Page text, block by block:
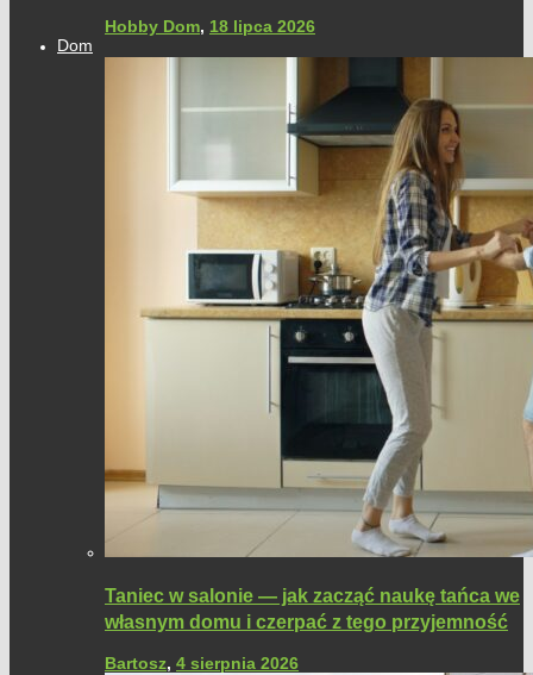
Hobby Dom, 18 lipca 2026
Dom
Taniec w salonie — jak zacząć naukę tańca we
własnym domu i czerpać z tego przyjemność
Bartosz, 4 sierpnia 2026